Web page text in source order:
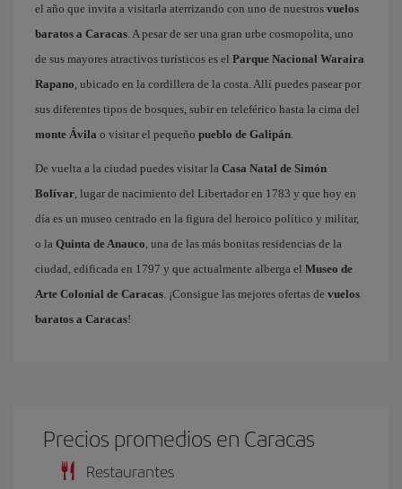
el año que invita a visitarla aterrizando con uno de nuestros vuelos
baratos a Caracas . A pesar de ser una gran urbe cosmopolita, uno
de sus mayores atractivos turísticos es el Parque Nacional Waraira
Rapano , ubicado en la cordillera de la costa. Allí puedes pasear por
sus diferentes tipos de bosques, subir en teleférico hasta la cima del
monte Ávila o visitar el pequeño pueblo de Galipán
De vuelta a la ciudad puedes visitar la Casa Natal de Simón
Bolívar , lugar de nacimiento del Libertador en 1783 y que hoy en
día es un museo centrado en la figura del heroico político y militar,
o la Quinta de Anauco , una de las más bonitas residencias de la
ciudad, edificada en 1797 y que actualmente alberga el Museo de
Arte Colonial de Caracas . ¡Consigue las mejores ofertas de vuelos
baratos a Caracas!
Precios promedios en Caracas
Restaurantes